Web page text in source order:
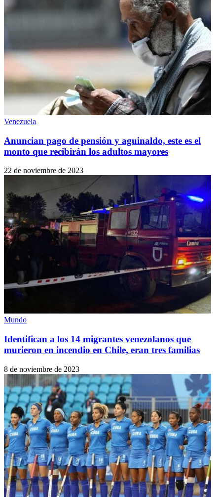
Venezuela
Anuncian pago de pensión y aguinaldo, este es el
monto que recibirán los adultos mayores
22 de noviembre de 2023
Mundo
Identifican a los 14 migrantes venezolanos que
murieron en incendio en Chile, eran tres familias
8 de noviembre de 2023